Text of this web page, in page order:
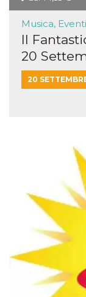
Musica,
Il
20
20